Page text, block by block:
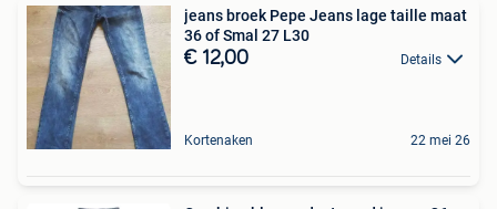
jeans broek Pepe Jeans lage taille maat
36 of Smal 27 L30
€ 12,00 Details
Kortenaken 22 mei 26